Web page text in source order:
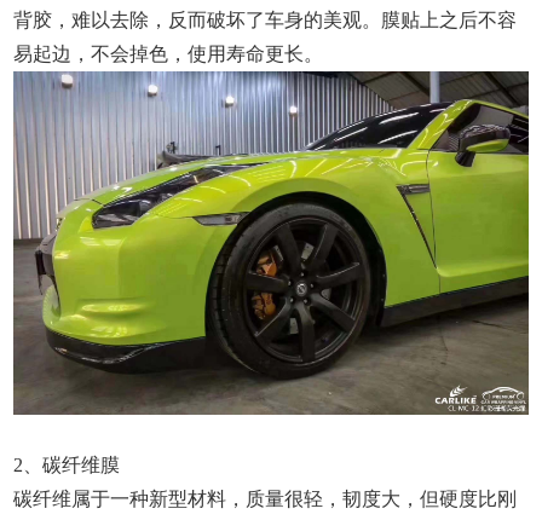
背胶，难以去除，反而破坏了车身的美观。膜贴上之后不容
易起边，不会掉色，使用寿命更长。
2、碳纤维膜
碳纤维属于一种新型材料，质量很轻，韧度大，但硬度比刚